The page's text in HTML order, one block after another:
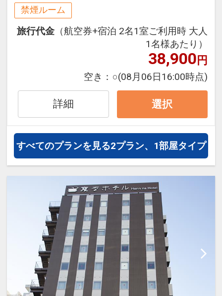
周遊旅行にも最適！
旅行期間中の1泊だけの宿泊や延
泊・飛び泊なども自由自在です。
フライトは、安心のJAL（または
JALグループ）確約！フライトマイ
ル50%貯まります。
通・体験プランなどの追加（同時予
約）が可能なプランもございます。
禁煙ルーム
旅行代金 （航空券+宿泊 2名1室ご利用時 大人
1名様あたり）
38,900円
空き： ○(08月06日16:00時点)
詳細 選択
すべてのプランを見る2プラン、1部屋タイプ